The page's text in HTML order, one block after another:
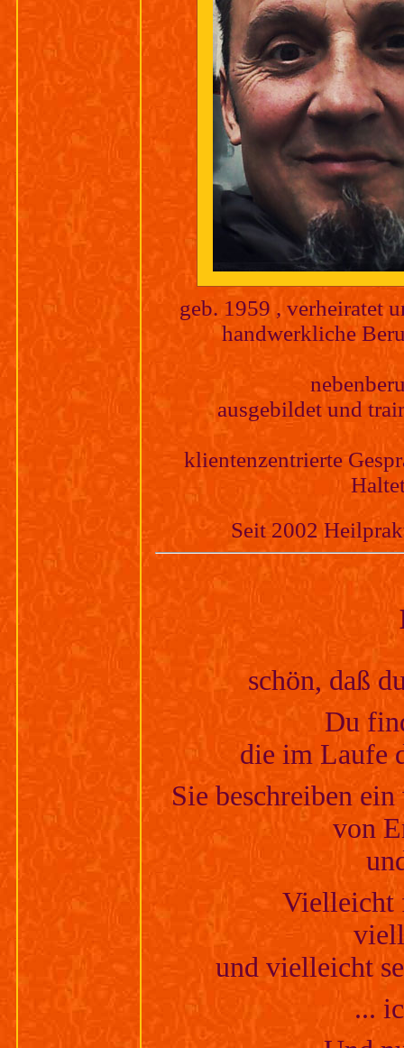
geb. 1959 , verheiratet
handwerkliche
ausgebildet und
klientenzentrierte
Seit 2002
schön, daß
Du fi
die im Laufe
Sie beschreiben
von E
Vielleicht
v
und vielleicht
...